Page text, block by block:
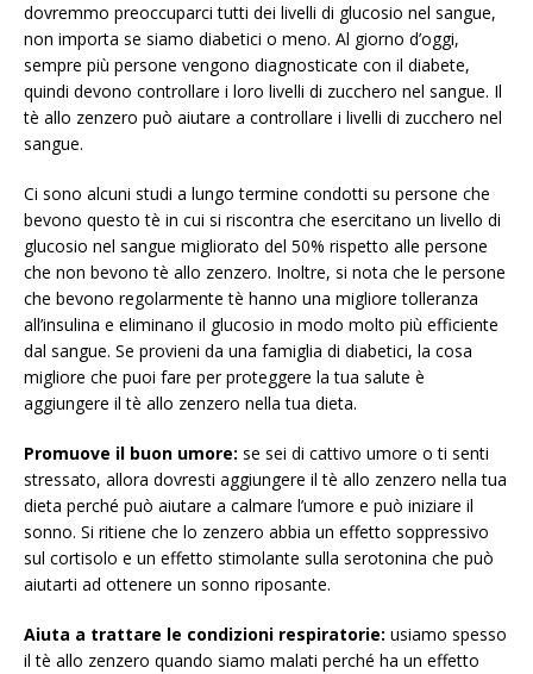
dovremmo preoccuparci tutti dei livelli di glucosio nel sangue,
non importa se siamo diabetici o meno. Al giorno d’oggi,
sempre più persone vengono diagnosticate con il diabete,
quindi devono controllare i loro livelli di zucchero nel sangue. Il
tè allo zenzero può aiutare a controllare i livelli di zucchero nel
sangue.
Ci sono alcuni studi a lungo termine condotti su persone che
bevono questo tè in cui si riscontra che esercitano un livello di
glucosio nel sangue migliorato del 50% rispetto alle persone
che non bevono tè allo zenzero. Inoltre, si nota che le persone
che bevono regolarmente tè hanno una migliore tolleranza
all’insulina e eliminano il glucosio in modo molto più efficiente
dal sangue. Se provieni da una famiglia di diabetici, la cosa
migliore che puoi fare per proteggere la tua salute è
aggiungere il tè allo zenzero nella tua dieta.
Promuove il buon umore: se sei di cattivo umore o ti senti
stressato, allora dovresti aggiungere il tè allo zenzero nella tua
dieta perché può aiutare a calmare l’umore e può iniziare il
sonno. Si ritiene che lo zenzero abbia un effetto soppressivo
sul cortisolo e un effetto stimolante sulla serotonina che può
aiutarti ad ottenere un sonno riposante.
Aiuta a trattare le condizioni respiratorie: usiamo spesso
il tè allo zenzero quando siamo malati perché ha un effetto